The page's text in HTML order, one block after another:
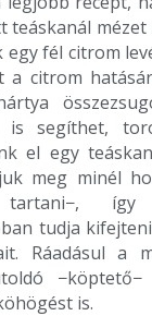
teáskanál mézet
egy fél citrom
a citrom
is segíthet,
el egy
meg minél
tartani−,
tudja
Ráadásul a
−köptető−
is.